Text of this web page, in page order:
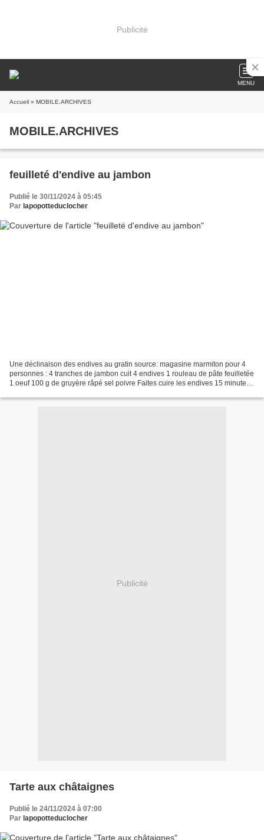
Publicité
MENU
Accueil » MOBILE.ARCHIVES
MOBILE.ARCHIVES
feuilleté d'endive au jambon
Publié le 30/11/2024 à 05:45
Par lapopotteduclocher
Une déclinaison des endives au gratin source: magasine marmiton pour 4
personnes : 4 tranches de jambon cuit 4 endives 1 rouleau de pâte feuilletée
1 oeuf 100 g de gruyère râpé sel poivre Faites cuire les endives 15 minutes
Publicité
Tarte aux châtaignes
Publié le 24/11/2024 à 07:00
Par lapopotteduclocher